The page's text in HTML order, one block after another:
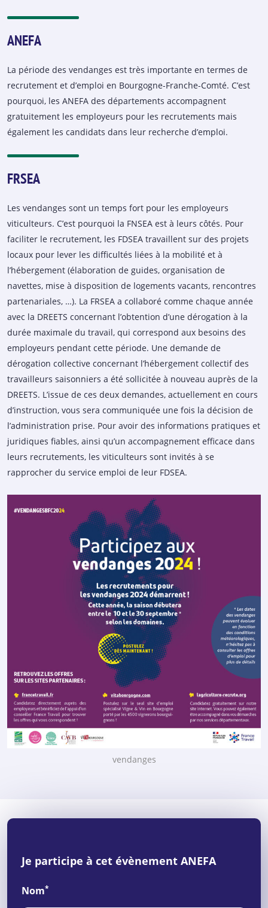
ANEFA
La période des vendanges est très importante en termes de
recrutement et d’emploi en Bourgogne-Franche-Comté. C’est
pourquoi, les ANEFA des départements accompagnent
gratuitement les employeurs pour les recrutements mais
également les candidats dans leur recherche d’emploi.
FRSEA
Les vendanges sont un temps fort pour les employeurs
viticulteurs. C’est pourquoi la FNSEA est à leurs côtés. Pour
faciliter le recrutement, les FDSEA travaillent sur des projets
locaux pour lever les difficultés liées à la mobilité et à
l’hébergement (élaboration de guides, organisation de
navettes, mise à disposition de logements vacants, rencontres
partenariales, …). La FRSEA a collaboré comme chaque année
avec la DREETS concernant l’obtention d’une dérogation à la
durée maximale du travail, qui correspond aux besoins des
employeurs pendant cette période. Une demande de
dérogation collective concernant l’hébergement collectif des
travailleurs saisonniers a été sollicitée à nouveau auprès de la
DREETS. L’issue de ces deux demandes, actuellement en cours
d’instruction, vous sera communiquée une fois la décision de
l’administration prise. Pour avoir des informations pratiques et
juridiques fiables, ainsi qu’un accompagnement efficace dans
leurs recrutements, les viticulteurs sont invités à se
rapprocher du service emploi de leur FDSEA.
vendanges
Je participe à cet évènement ANEFA
Nom*